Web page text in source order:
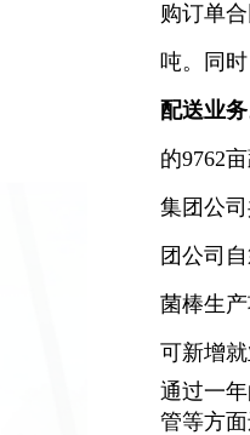
购订单
吨。同
配送业务
的9762
集团公
团公司
菌棒生
可新增
通过一
管等方面